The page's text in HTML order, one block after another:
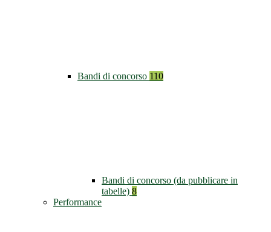
Bandi di concorso 110
Bandi di concorso (da pubblicare in
tabelle) 8
Performance